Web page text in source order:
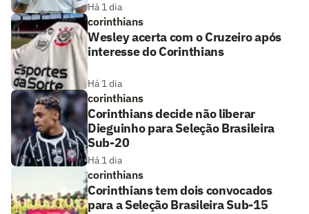
Há 1 dia
corinthians
Wesley acerta com o Cruzeiro após
interesse do Corinthians
Há 1 dia
corinthians
Corinthians decide não liberar
Dieguinho para Seleção Brasileira
Sub-20
Há 1 dia
corinthians
Corinthians tem dois convocados
para a Seleção Brasileira Sub-15